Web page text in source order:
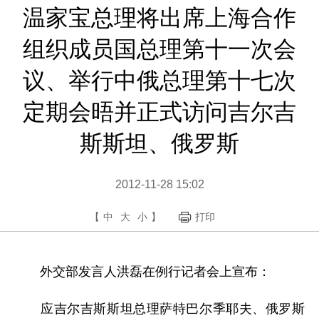
温家宝总理将出席上海合作
组织成员国总理第十一次会
议、举行中俄总理第十七次
定期会晤并正式访问吉尔吉
斯斯坦、俄罗斯
2012-11-28 15:02
【 中 大 小 】 打印
外交部发言人洪磊在例行记者会上宣布：
应吉尔吉斯斯坦总理萨特巴尔季耶夫、俄罗斯